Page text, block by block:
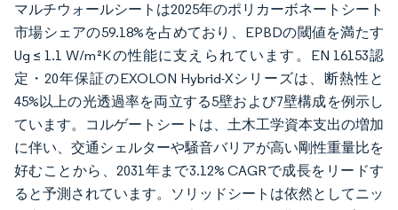
マルチウォールシートは2025年のポリカーボネートシート
市場シェアの59.18%を占めており、EPBDの閾値を満たす
Ug ≤ 1.1 W/m²Kの性能に支えられています。EN 16153認
定・20年保証のEXOLON Hybrid-Xシリーズは、断熱性と
45%以上の光透過率を両立する5壁および7壁構成を例示し
ています。コルゲートシートは、土木工学資本支出の増加
に伴い、交通シェルターや騒音バリアが高い剛性重量比を
好むことから、2031年まで3.12% CAGRで成長をリードす
ると予測されています。ソリッドシートは依然としてニッ